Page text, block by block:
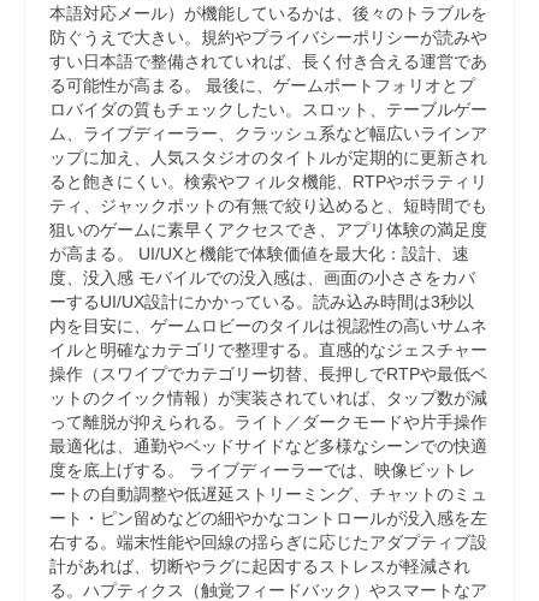
本語対応メール）が機能しているかは、後々のトラブルを
防ぐうえで大きい。規約やプライバシーポリシーが読みや
すい日本語で整備されていれば、長く付き合える運営であ
る可能性が高まる。 最後に、ゲームポートフォリオとプ
ロバイダの質もチェックしたい。スロット、テーブルゲー
ム、ライブディーラー、クラッシュ系など幅広いラインア
ップに加え、人気スタジオのタイトルが定期的に更新され
ると飽きにくい。検索やフィルタ機能、RTPやボラティリ
ティ、ジャックポットの有無で絞り込めると、短時間でも
狙いのゲームに素早くアクセスでき、アプリ体験の満足度
が高まる。 UI/UXと機能で体験価値を最大化：設計、速
度、没入感 モバイルでの没入感は、画面の小ささをカバ
ーするUI/UX設計にかかっている。読み込み時間は3秒以
内を目安に、ゲームロビーのタイルは視認性の高いサムネ
イルと明確なカテゴリで整理する。直感的なジェスチャー
操作（スワイプでカテゴリー切替、長押しでRTPや最低ベ
ットのクイック情報）が実装されていれば、タップ数が減
って離脱が抑えられる。ライト／ダークモードや片手操作
最適化は、通勤やベッドサイドなど多様なシーンでの快適
度を底上げする。 ライブディーラーでは、映像ビットレ
ートの自動調整や低遅延ストリーミング、チャットのミュ
ート・ピン留めなどの細やかなコントロールが没入感を左
右する。端末性能や回線の揺らぎに応じたアダプティブ設
計があれば、切断やラグに起因するストレスが軽減され
る。ハプティクス（触覚フィードバック）やスマートなア